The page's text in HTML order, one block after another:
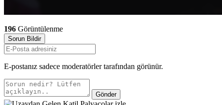
196 Görüntülenme
Sorun Bildir
E-postanız sadece moderatörler tarafından görünür.
Gönder